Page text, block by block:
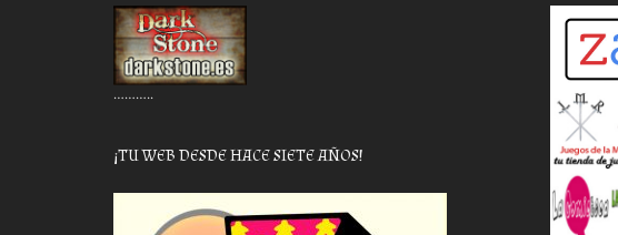
………..
¡TU WEB DESDE HACE SIETE AÑOS!